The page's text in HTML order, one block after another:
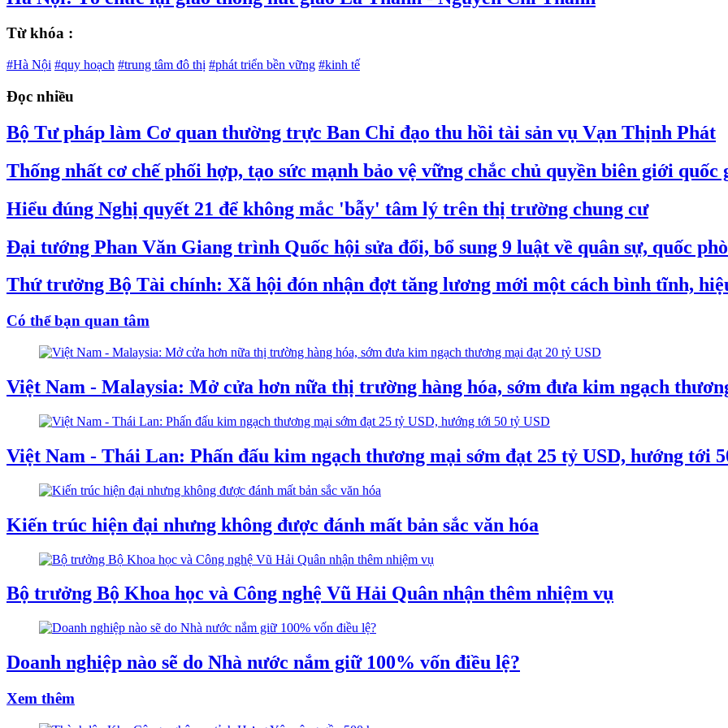
Từ khóa :
#Hà Nội #quy hoạch #trung tâm đô thị #phát triển bền vững #kinh tế
Đọc nhiều
Bộ Tư pháp làm Cơ quan thường trực Ban Chỉ đạo thu hồi tài sản vụ Vạn Thịnh Phát
Thống nhất cơ chế phối hợp, tạo sức mạnh bảo vệ vững chắc chủ quyền biên giới quốc
Hiểu đúng Nghị quyết 21 để không mắc 'bẫy' tâm lý trên thị trường chung cư
Đại tướng Phan Văn Giang trình Quốc hội sửa đổi, bổ sung 9 luật về quân sự, quốc
Thứ trưởng Bộ Tài chính: Xã hội đón nhận đợt tăng lương mới một cách bình tĩnh,
Có thể bạn quan tâm
Việt Nam - Malaysia: Mở cửa hơn nữa thị trường hàng hóa, sớm đưa kim ngạch
Việt Nam - Thái Lan: Phấn đấu kim ngạch thương mại sớm đạt 25 tỷ USD, hướng tới
Kiến trúc hiện đại nhưng không được đánh mất bản sắc văn hóa
Bộ trưởng Bộ Khoa học và Công nghệ Vũ Hải Quân nhận thêm nhiệm vụ
Doanh nghiệp nào sẽ do Nhà nước nắm giữ 100% vốn điều lệ?
Xem thêm